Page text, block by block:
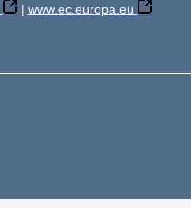
| www.ec.europa.eu